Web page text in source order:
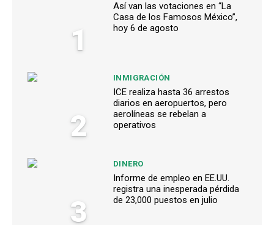
1
Así van las votaciones en “La
Casa de los Famosos México”,
hoy 6 de agosto
2
INMIGRACIÓN
ICE realiza hasta 36 arrestos
diarios en aeropuertos, pero
aerolíneas se rebelan a
operativos
3
DINERO
Informe de empleo en EE.UU.
registra una inesperada pérdida
de 23,000 puestos en julio